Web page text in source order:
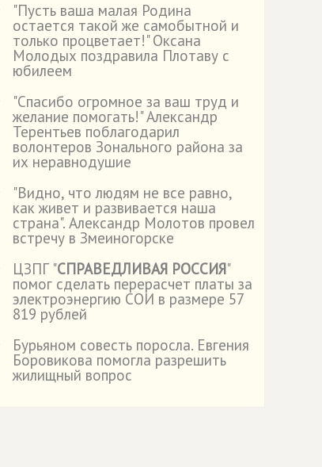
"Пусть ваша малая Родина
остается такой же самобытной и
только процветает!" Оксана
Молодых поздравила Плотаву с
юбилеем
"Спасибо огромное за ваш труд и
желание помогать!" Александр
Терентьев поблагодарил
волонтеров Зонального района за
их неравнодушие
"Видно, что людям не все равно,
как живет и развивается наша
страна". Александр Молотов провел
встречу в Змеиногорске
ЦЗПГ "СПРАВЕДЛИВАЯ РОССИЯ"
помог сделать перерасчет платы за
электроэнергию СОИ в размере 57
819 рублей
Бурьяном совесть поросла. Евгения
Боровикова помогла разрешить
жилищный вопрос